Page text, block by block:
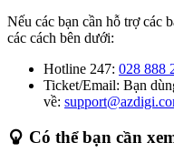
Nếu các bạn cần hỗ trợ các
các cách bên dưới:
Hotline 247: 028 888
Ticket/Email: Bạn
về:
Có thể bạn cần